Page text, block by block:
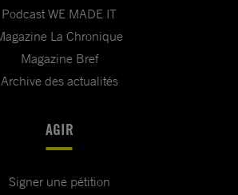
Podcast WE MADE IT
La Chronique
Magazine Bref
Archive des actualités
AGIR
Signer une pétition